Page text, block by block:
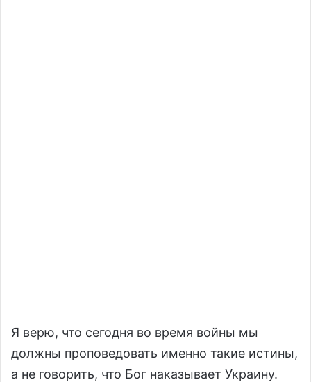
Я верю, что сегодня во время войны мы
должны проповедовать именно такие истины,
а не говорить, что Бог наказывает Украину.